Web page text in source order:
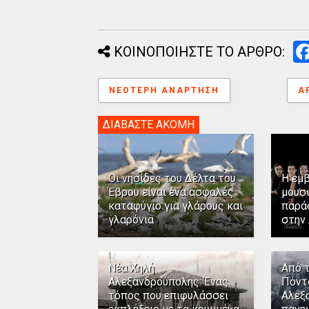
ΚΟΙΝΟΠΟΙΗΣΤΕ ΤΟ ΑΡΘΡΟ:
ΝΕΌΤΕΡΗ ΑΝΆΡΤΗΣΗ
ΔΙΑΒΑΣΤΕ ΑΚΟΜΗ
Οι νησίδες του Δέλτα του
Έβρου είναι ένα ασφαλές
καταφύγιο για γλάρους και
γλαρόνια
Η
στην
Νέα Χηλή
Αλεξανδρούπολης: Ένας
τόπος που επιφυλάσσει
Από